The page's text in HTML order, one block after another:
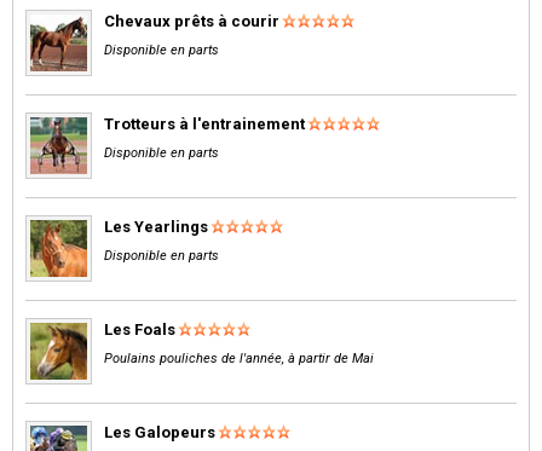
Chevaux prêts à courir
Disponible en parts
Trotteurs à l'entrainement
Disponible en parts
Les Yearlings
Disponible en parts
Les Foals
Poulains pouliches de l'année, à partir de Mai
Les Galopeurs